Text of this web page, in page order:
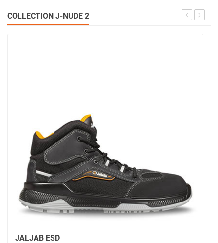
COLLECTION J-NUDE 2
JALJAB ESD